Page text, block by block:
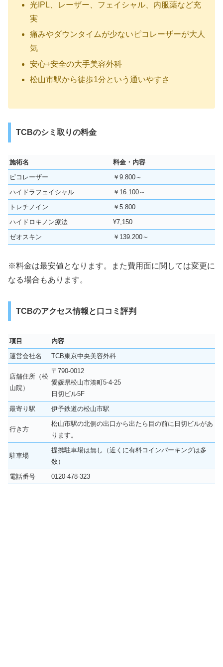
光IPL、レーザー、フェイシャル、内服薬など充
実
痛みやダウンタイムが少ないピコレーザーが大人
気
安心+安全の大手美容外科
松山市駅から徒歩1分という通いやすさ
TCBのシミ取りの料金
施術名
料金・内容
ピコレーザー
￥9.800～
ハイドラフェイシャル
￥16.100～
トレチノイン
￥5.800
ハイドロキノン療法
¥7,150
ゼオスキン
￥139.200～
※料金は最安値となります。また費用面に関しては変更に
なる場合もあります。
TCBのアクセス情報と口コミ評判
項目
内容
運営会社名
TCB東京中央美容外科
店舗住所（松
山院）
〒790-0012
愛媛県松山市湊町5-4-25
日切ビル5F
最寄り駅
伊予鉄道の松山市駅
行き方
松山市駅の北側の出口から出たら目の前に日切ビルがあ
ります。
駐車場
提携駐車場は無し（近くに有料コインパーキングは多
数）
電話番号
0120-478-323